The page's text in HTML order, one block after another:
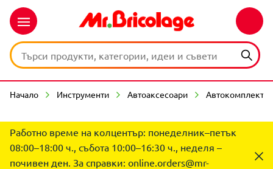
Начало Инструменти Автоаксесоари Автокомплекти
Работно време на колцентър: понеделник–петък
08:00–18:00 ч., събота 10:00–16:30 ч., неделя –
почивен ден. За справки: online.orders@mr-